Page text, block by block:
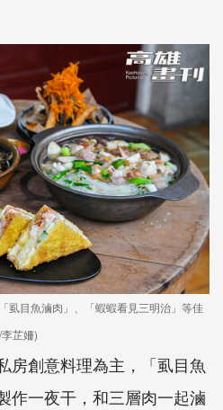
虱目魚滷肉」、「蝦蝦看見三明治」等佳
芷姍)
房創意料理為主，「虱目魚
作一夜干，和三層肉一起滷